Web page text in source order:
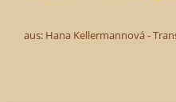
aus: Hana Kellermannová -